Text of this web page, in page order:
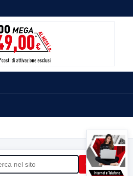
Cerca